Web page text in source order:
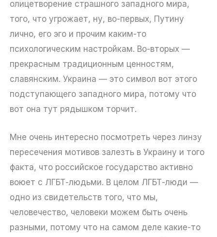
олицетворение страшного западного мира,
того, что угрожает, ну, во-первых, Путину
лично, его эго и прочим каким-то
психологическим настройкам. Во-вторых —
прекрасным традиционным ценностям,
славянским. Украина — это символ вот этого
подступающего западного мира, потому что
вот она тут рядышком торчит.
Мне очень интересно посмотреть через линзу
пересечения мотивов залезть в Украину и того
факта, что российское государство активно
воюет с ЛГБТ-людьми. В целом ЛГБТ-люди —
одно из свидетельств того, что мы,
человечество, человеки можем быть очень
разными, потому что на самом деле какие-то